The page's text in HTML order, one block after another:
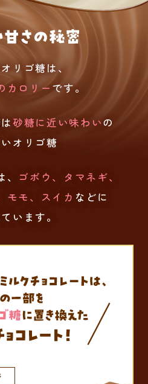
リゴ糖は、
カロリーです​。​
砂糖に近い味わいの
オリゴ糖​​
ゴボウ、タマネギ、
モモ、スイカ などに
います。​​